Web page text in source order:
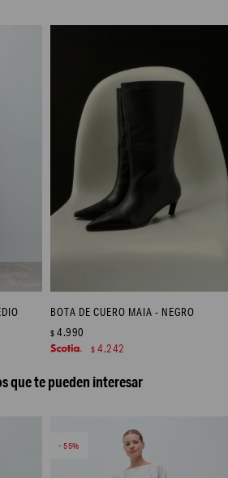
BOTA DE CUERO MAIA - NEGRO
$ 4.990
$ 4.242
que te pueden interesar
55